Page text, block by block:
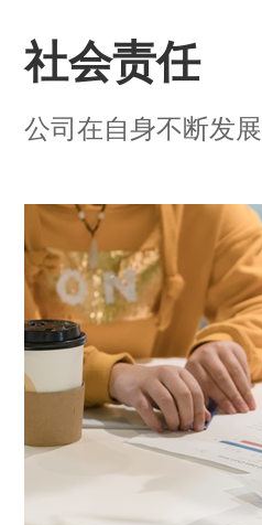
社会责任
公司在自身不断发